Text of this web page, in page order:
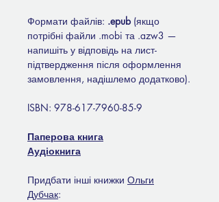
Формати файлів: .epub (якщо
потрібні файли .mobi та .azw3 —
напишіть у відповідь на лист-
підтвердження після оформлення
замовлення, надішлемо додатково).
ISBN: 978-617-7960-85-9
Паперова книга
Аудіокнига
Придбати інші книжки Ольги
Дубчак: